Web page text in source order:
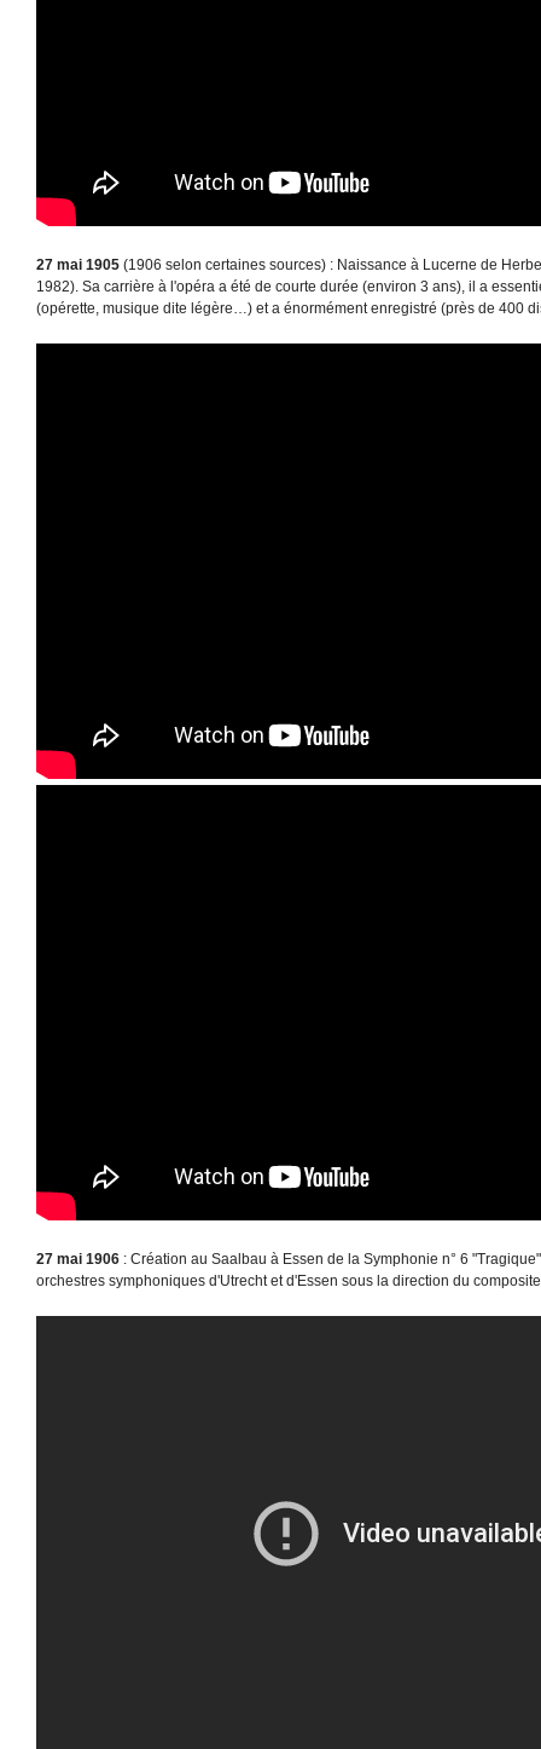
27 mai 1905 (1906 selon certaines sources) : Naissance à Lucerne de
1982). Sa carrière à l'opéra a été de courte durée (environ 3 ans), il a
(opérette, musique dite légère…) et a énormément enregistré (près de 400
27 mai 1906 : Création au Saalbau à Essen de la Symphonie n° 6
orchestres symphoniques d'Utrecht et d'Essen sous la direction du